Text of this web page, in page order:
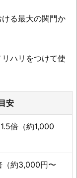
る最大の関門か
ハリをつけて使
安
倍（約1,000
（約3,000円〜